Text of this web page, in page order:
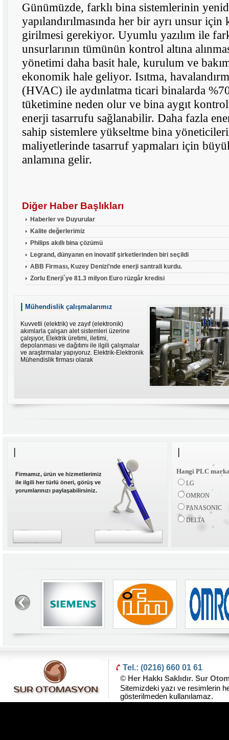
Günümüzde, farklı bina sistemlerinin
yapılandırılmasında her bir ayrı unsur için
girilmesi gerekiyor. Uyumlu yazılım ile
unsurlarının tümünün kontrol altına
yönetimi daha basit hale, kurulum ve
ekonomik hale geliyor. Isıtma,
(HVAC) ile aydınlatma ticari binalarda
tüketimine neden olur ve bina aygıt
enerji tasarrufu sağlanabilir. Daha fazla
sahip sistemlere yükseltme bina
maliyetlerinde tasarruf yapmaları için
anlamına gelir.
Diğer Haber Başlıkları
Haberler ve Duyurular
Kalite değerlerimiz
Philips akıllı bina çözümü
Legrand, dünyanın en inovatif şirketlerinden biri seçildi
ABB Firması, Kuzey Denizi'nde enerji santrali kurdu.
Zorlu Enerji`ye 81.3 milyon Euro rüzgâr kredisi
| Mühendislik çalışmalarımız
Kuvvetli (elektrik) ve zayıf (elektronik)
akımlarla çalışan alet sistemleri üzerine
çalışıyor, Elektrik üretimi, iletimi,
depolanması ve dağıtımı ile ilgili çalışmalar
ve araştırmalar yapıyoruz. Elektrik-Elektronik
Mühendislik firması olarak
Firmamız, ürün ve hizmetlerimiz
ile ilgili her türlü öneri, görüş ve
yorumlarınızı paylaşabilirsiniz.
Hangi PLC
LG
OMRON
PANASONIC
DELTA
Tel.: (0216) 660 01 61
© Her Hakkı Saklıdır. Sur
Sitemizdeki yazı ve resimlerin
gösterilmeden kullanılamaz.